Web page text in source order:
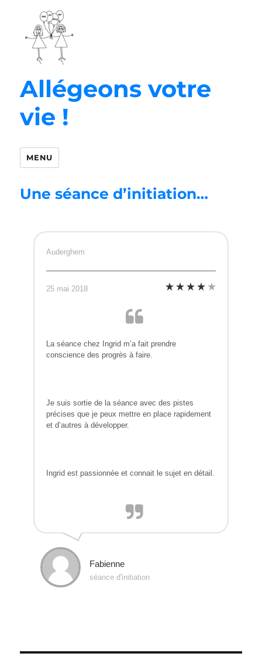
Allégeons votre
vie !
MENU
Une séance d’initiation…
Auderghem
25 mai 2018
La séance chez Ingrid m’a fait prendre
conscience des progrès à faire.
Je suis sortie de la séance avec des pistes
précises que je peux mettre en place rapidement
et d’autres à développer.
Ingrid est passionnée et connait le sujet en détail.
Fabienne
séance d'initiation